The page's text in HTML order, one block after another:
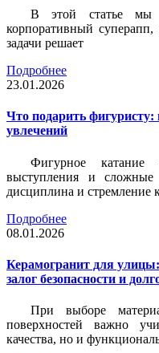
В этой статье мы
корпоративный суперапп,
задачи решает
Подробнее
23.01.2026
Что подарить фигуристу:
увлечений
Фигурное
выступления и
дисциплина и стремление
Подробнее
08.01.2026
Керамогранит для
залог безопасности и
При выборе
поверхностей важно
качества, но и